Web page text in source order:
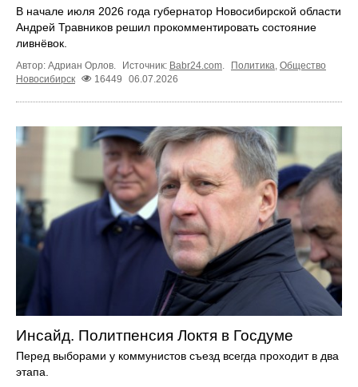
В начале июля 2026 года губернатор Новосибирской области
Андрей Травников решил прокомментировать состояние
ливнёвок.
Автор: Адриан Орлов. Источник: Babr24.com. Политика, Общество
Новосибирск
16449 06.07.2026
Инсайд. Политпенсия Локтя в Госдуме
Перед выборами у коммунистов съезд всегда проходит в два
этапа.